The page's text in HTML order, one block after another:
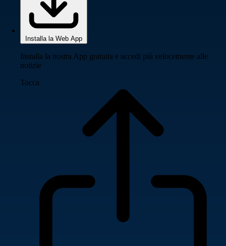
Installa la Web App
Installa la nostra App gratuita e accedi più velocemente alle
notizie
Tocca